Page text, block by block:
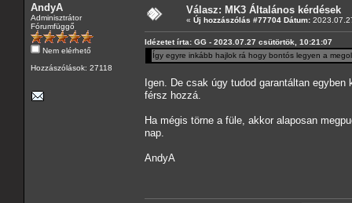
AndyA
Adminisztrátor
Fórumfüggő
Nem elérhető
Hozzászólások: 27118
Válasz: MK3 Általános kérdések
« Új hozzászólás #77704 Dátum:
Idézetet írta: GG - 2023.07.27 csütörtök, 10:21:07
Így egyre inkább hajlok rá hogy bontós legyen a
Igen. De csak úgy tudod garantáltan
férsz hozzá.
Ha mégis törne a füle, akkor alaposan
nap.
AndyA